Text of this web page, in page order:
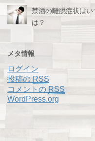
禁酒の離脱症状は
は？
メタ情報
ログイン
投稿の RSS
コメントの RSS
WordPress.org